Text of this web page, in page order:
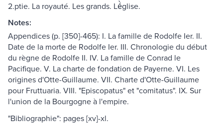
2.ptie. La royauté. Les grands. Lé̀glise.
Notes:
Appendices (p. [350]-465): I. La famille de Rodolfe Ier. II.
Date de la morte de Rodolfe Ier. III. Chronologie du début
du règne de Rodolfe II. IV. La famille de Conrad le
Pacifique. V. La charte de fondation de Payerne. VI. Les
origines d'Otte-Guillaume. VII. Charte d'Otte-Guillaume
pour Fruttuaria. VIII. "Episcopatus" et "comitatus". IX. Sur
l'union de la Bourgogne à l'empire.
"Bibliographie": pages [xv]-xl.